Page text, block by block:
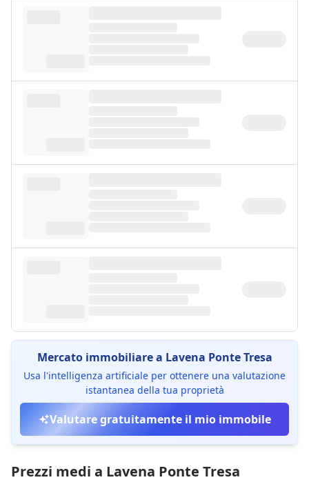
Mercato immobiliare a Lavena Ponte Tresa
Usa l'intelligenza artificiale per ottenere una valutazione
istantanea della tua proprietà
Valutare gratuitamente il mio immobile
Prezzi medi a Lavena Ponte Tresa